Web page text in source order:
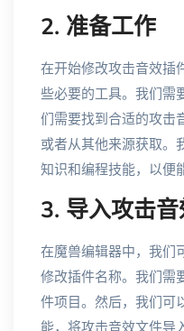
2. 准备工作
在开始修改攻击音效插
些必要的工具。我们需
们需要找到合适的攻击
或者从其他来源获取。
知识和编程技能，以便
3. 导入攻击
在魔兽编辑器中，我们
修改插件名称。我们需
件项目。然后，我们可
能，将攻击音效文件导